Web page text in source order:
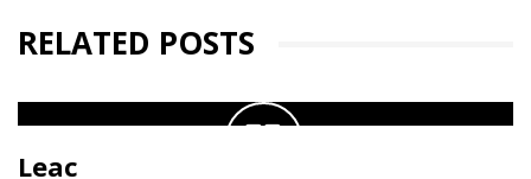
RELATED POSTS
Leac